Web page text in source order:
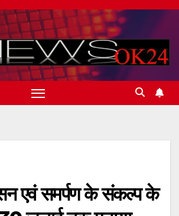
एवं समर्पण के संकल्प के